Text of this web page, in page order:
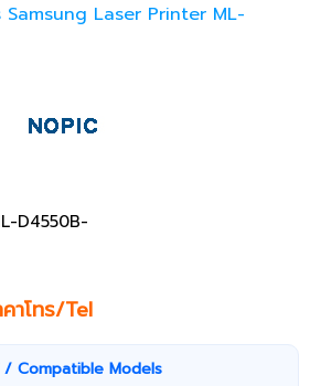
Laser Printer ML-
D4550B-
าโทร/Tel
Compatible Models